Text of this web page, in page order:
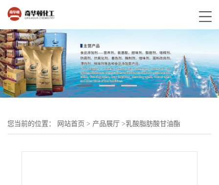
您当前的位置： 网站首页 > 产品展厅 >乳酸脂肪酸甘油酯